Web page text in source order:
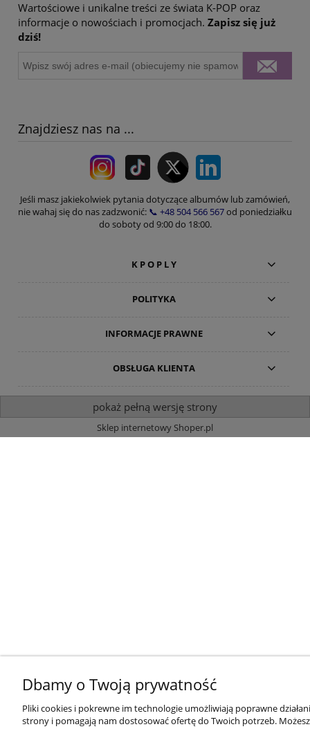
Wartościowe i unikalne treści ze świata K-POP oraz
informacje o nowościach i promocjach. Zapisz się już
dziś!
Znajdziesz nas na ...
Jeśli masz jakiekolwiek pytania dotyczące albumów lub zamówień,
nie wahaj się do nas zadzwonić: 📞 +48 504 566 567od poniedziałku
do soboty od 9:00 do 18:00.
K P O P L Y
POLITYKA
INFORMACJE PRAWNE
OBSŁUGA KLIENTA
pokaż pełną wersję strony
Sklep internetowy Shoper.pl
Dbamy o Twoją prywatność
Pliki cookies i pokrewne im technologie umożliwiają poprawne
strony i pomagają nam dostosować ofertę do Twoich potrzeb. Możesz